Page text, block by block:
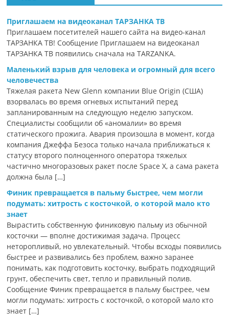
Приглашаем на видеоканал ТАРЗАНКА ТВ
Приглашаем посетителей нашего сайта на видео-канал
ТАРЗАНКА ТВ! Сообщение Приглашаем на видеоканал
ТАРЗАНКА ТВ появились сначала на TARZANKA.
Маленький взрыв для человека и огромный для всего
человечества
Тяжелая ракета New Glenn компании Blue Origin (США)
взорвалась во время огневых испытаний перед
запланированным на следующую неделю запуском.
Специалисты сообщили об «аномалии» во время
статического прожига. Авария произошла в момент, когда
компания Джеффа Безоса только начала приближаться к
статусу второго полноценного оператора тяжелых
частично многоразовых ракет после Space X, а сама ракета
должна была […]
Финик превращается в пальму быстрее, чем могли
подумать: хитрость с косточкой, о которой мало кто
знает
Вырастить собственную финиковую пальму из обычной
косточки — вполне достижимая задача. Процесс
неторопливый, но увлекательный. Чтобы всходы появились
быстрее и развивались без проблем, важно заранее
понимать, как подготовить косточку, выбрать подходящий
грунт, обеспечить свет, тепло и правильный полив.
Сообщение Финик превращается в пальму быстрее, чем
могли подумать: хитрость с косточкой, о которой мало кто
знает […]